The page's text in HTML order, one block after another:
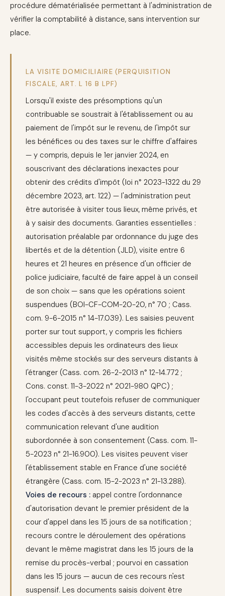
procédure dématérialisée permettant à l'administration de
vérifier la comptabilité à distance, sans intervention sur
place.
LA VISITE DOMICILIAIRE (PERQUISITION
FISCALE, ART. L 16 B LPF)
Lorsqu'il existe des présomptions qu'un
contribuable se soustrait à l'établissement ou au
paiement de l'impôt sur le revenu, de l'impôt sur
les bénéfices ou des taxes sur le chiffre d'affaires
— y compris, depuis le 1er janvier 2024, en
souscrivant des déclarations inexactes pour
obtenir des crédits d'impôt (loi n° 2023-1322 du 29
décembre 2023, art. 122) — l'administration peut
être autorisée à visiter tous lieux, même privés, et
à y saisir des documents. Garanties essentielles :
autorisation préalable par ordonnance du juge des
libertés et de la détention (JLD), visite entre 6
heures et 21 heures en présence d'un officier de
police judiciaire, faculté de faire appel à un conseil
de son choix — sans que les opérations soient
suspendues (BOI-CF-COM-20-20, n° 70 ; Cass.
com. 9-6-2015 n° 14-17.039). Les saisies peuvent
porter sur tout support, y compris les fichiers
accessibles depuis les ordinateurs des lieux
visités même stockés sur des serveurs distants à
l'étranger (Cass. com. 26-2-2013 n° 12-14.772 ;
Cons. const. 11-3-2022 n° 2021-980 QPC) ;
l'occupant peut toutefois refuser de communiquer
les codes d'accès à des serveurs distants, cette
communication relevant d'une audition
subordonnée à son consentement (Cass. com. 11-
5-2023 n° 21-16.900). Les visites peuvent viser
l'établissement stable en France d'une société
étrangère (Cass. com. 15-2-2023 n° 21-13.288).
Voies de recours : appel contre l'ordonnance
d'autorisation devant le premier président de la
cour d'appel dans les 15 jours de sa notification ;
recours contre le déroulement des opérations
devant le même magistrat dans les 15 jours de la
remise du procès-verbal ; pourvoi en cassation
dans les 15 jours — aucun de ces recours n'est
suspensif. Les documents saisis doivent être